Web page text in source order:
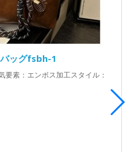
ッグfsbh-1
要素：エンボス加工スタイル：